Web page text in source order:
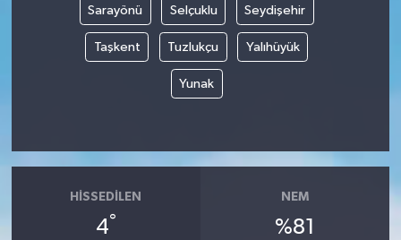
Sarayönü Selçuklu Seydişehir
Taşkent Tuzlukçu Yalıhüyük
Yunak
HISSEDILEN
4°
NEM
%81